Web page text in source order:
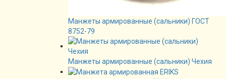
Манжеты армированные (сальники) ГОСТ
8752-79
Манжеты армированные (сальники) Чехия